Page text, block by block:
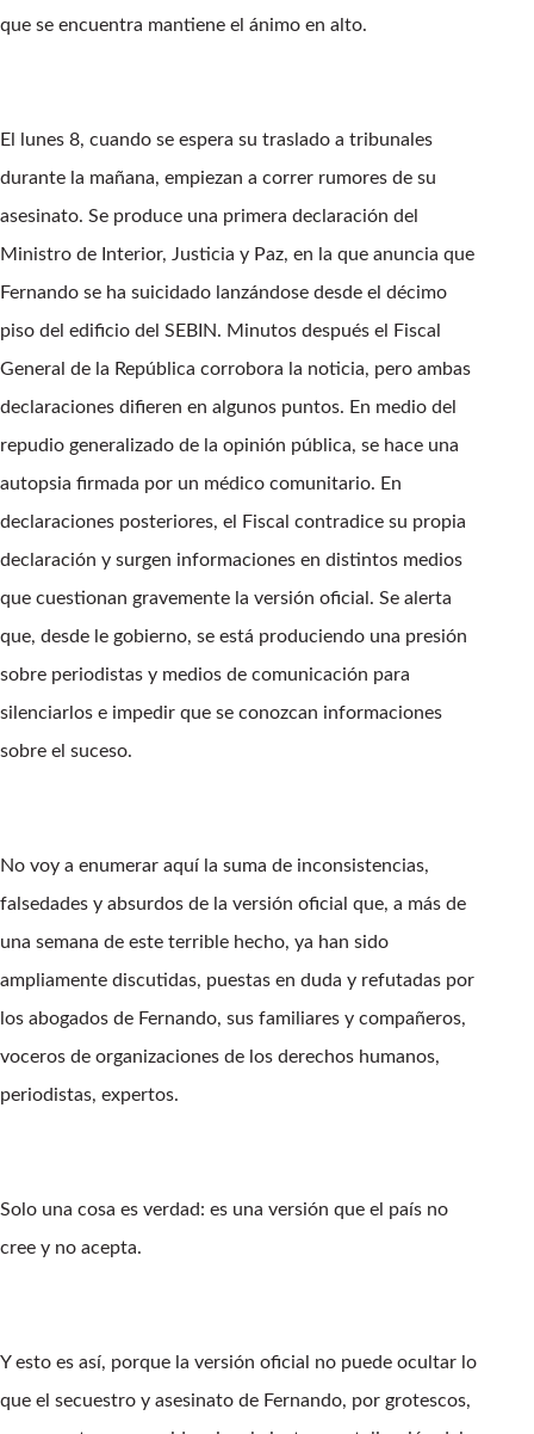
que se encuentra mantiene el ánimo en alto.
El lunes 8, cuando se espera su traslado a tribunales
durante la mañana, empiezan a correr rumores de su
asesinato. Se produce una primera declaración del
Ministro de Interior, Justicia y Paz, en la que anuncia que
Fernando se ha suicidado lanzándose desde el décimo
piso del edificio del SEBIN. Minutos después el Fiscal
General de la República corrobora la noticia, pero ambas
declaraciones difieren en algunos puntos. En medio del
repudio generalizado de la opinión pública, se hace una
autopsia firmada por un médico comunitario. En
declaraciones posteriores, el Fiscal contradice su propia
declaración y surgen informaciones en distintos medios
que cuestionan gravemente la versión oficial. Se alerta
que, desde le gobierno, se está produciendo una presión
sobre periodistas y medios de comunicación para
silenciarlos e impedir que se conozcan informaciones
sobre el suceso.
No voy a enumerar aquí la suma de inconsistencias,
falsedades y absurdos de la versión oficial que, a más de
una semana de este terrible hecho, ya han sido
ampliamente discutidas, puestas en duda y refutadas por
los abogados de Fernando, sus familiares y compañeros,
voceros de organizaciones de los derechos humanos,
periodistas, expertos.
Solo una cosa es verdad: es una versión que el país no
cree y no acepta.
Y esto es así, porque la versión oficial no puede ocultar lo
que el secuestro y asesinato de Fernando, por grotescos,